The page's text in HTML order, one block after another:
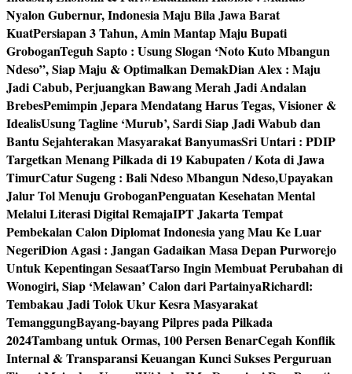
Nyalon Gubernur, Indonesia Maju Bila Jawa Barat
KuatPersiapan 3 Tahun, Amin Mantap Maju Bupati
GroboganTeguh Sapto : Usung Slogan ‘Noto Kuto Mbangun
Ndeso”, Siap Maju & Optimalkan DemakDian Alex : Maju
Jadi Cabub, Perjuangkan Bawang Merah Jadi Andalan
BrebesPemimpin Jepara Mendatang Harus Tegas, Visioner &
IdealisUsung Tagline ‘Murub’, Sardi Siap Jadi Wabub dan
Bantu Sejahterakan Masyarakat BanyumasSri Untari : PDIP
Targetkan Menang Pilkada di 19 Kabupaten / Kota di Jawa
TimurCatur Sugeng : Bali Ndeso Mbangun Ndeso,Upayakan
Jalur Tol Menuju GroboganPenguatan Kesehatan Mental
Melalui Literasi Digital RemajaIPT Jakarta Tempat
Pembekalan Calon Diplomat Indonesia yang Mau Ke Luar
NegeriDion Agasi : Jangan Gadaikan Masa Depan Purworejo
Untuk Kepentingan SesaatTarso Ingin Membuat Perubahan di
Wonogiri, Siap ‘Melawan’ Calon dari PartainyaRichardl:
Tembakau Jadi Tolok Ukur Kesra Masyarakat
TemanggungBayang-bayang Pilpres pada Pilkada
2024Tambang untuk Ormas, 100 Persen BenarCegah Konflik
Internal & Transparansi Keuangan Kunci Sukses Perguruan